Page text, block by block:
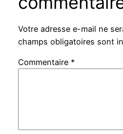
Votre adresse e-mail ne
champs obligatoires sont
Commentaire *